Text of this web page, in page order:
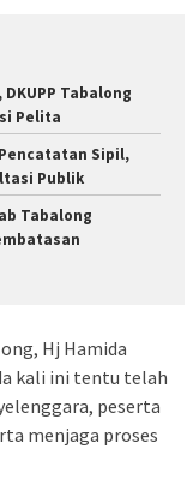
Tabalong
Pelita
Sipil,
Publik
Tabalong
Hj Hamida
kali ini tentu telah
peserta
menjaga proses